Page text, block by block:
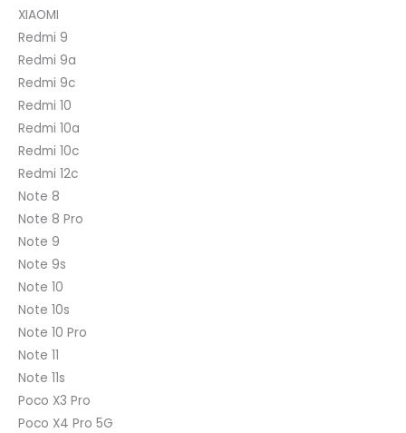
XIAOMI
Redmi 9
Redmi 9a
Redmi 9c
Redmi 10
Redmi 10a
Redmi 10c
Redmi 12c
Note 8
Note 8 Pro
Note 9
Note 9s
Note 10
Note 10s
Note 10 Pro
Note 11
Note 11s
Poco X3 Pro
Poco X4 Pro 5G